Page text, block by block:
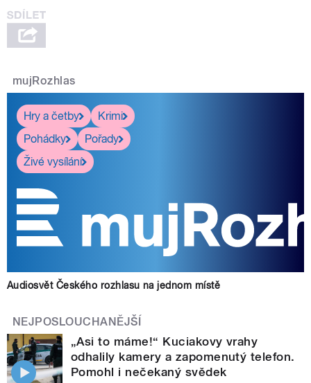
mujRozhlas
Hry a četby
Krimi
Pohádky
Pořady
Živé vysílání
Audiosvět Českého rozhlasu na jednom místě
NEJPOSLOUCHANĚJŠÍ
„Asi to máme!“ Kuciakovy vrahy
odhalily kamery a zapomenutý telefon.
Pomohl i nečekaný svědek